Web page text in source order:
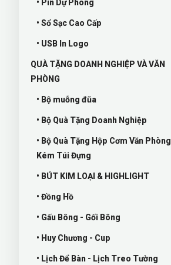
• Pin Dự Phòng
• Sổ Sạc Cao Cấp
• USB In Logo
QUÀ TẶNG DOANH NGHIỆP VÀ VĂN
PHÒNG
• Bộ muỗng đũa
• Bộ Quà Tặng Doanh Nghiệp
• Bộ Quà Tặng Hộp Cơm Văn Phòng
Kém Túi Đựng
• BÚT KIM LOẠI & HIGHLIGHT
• Đồng Hồ
• Gấu Bông - Gối Bông
• Huy Chương - Cup
• Lịch Để Bàn - Lịch Treo Tường